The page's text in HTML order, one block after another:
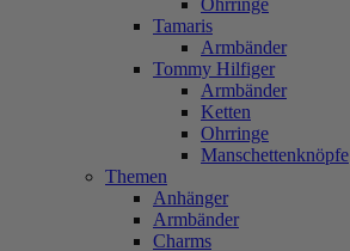
Ohrringe
Tamaris
Armbänder
Tommy Hilfiger
Armbänder
Ketten
Ohrringe
Manschettenknöpfe
Themen
Anhänger
Armbänder
Charms